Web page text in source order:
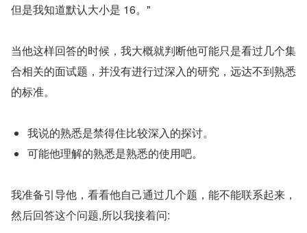
但是我知道默认大小是 16。"
当他这样回答的时候，我大概就判断他可能只是看过几个集
合相关的面试题，并没有进行过深入的研究，远达不到熟悉
的标准。
我说的熟悉是禁得住比较深入的探讨。
可能他理解的熟悉是熟悉的使用吧。
我准备引导他，看看他自己通过几个题，能不能联系起来，
然后回答这个问题,所以我接着问: